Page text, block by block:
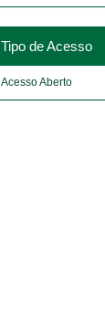
Tipo de Acesso
Acesso Aberto